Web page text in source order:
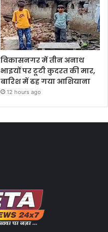
विकासनगर में तीन अनाथ
भाइयों पर टूटी कुदरत की मार,
बारिश में ढह गया आशियाना
12 hours ago